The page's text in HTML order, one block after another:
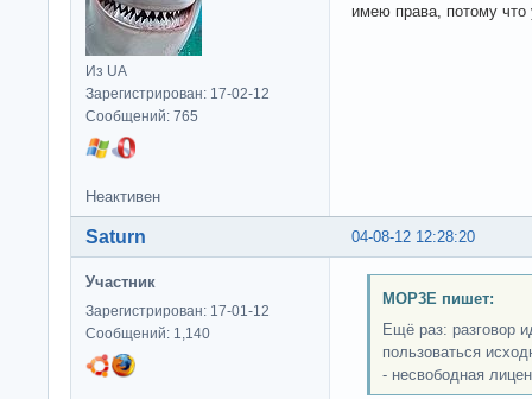
Из UA
Зарегистрирован: 17-02-12
Сообщений: 765
имею права, потому что
Неактивен
04-08-12 12:28:20
Saturn
Участник
Зарегистрирован: 17-01-12
Сообщений: 1,140
MOP3E пишет:
Ещё раз: разговор
пользоваться
- несвободная